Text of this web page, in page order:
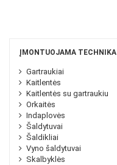
ĮMONTUOJAMA TECHNIKA
Gartraukiai
Kaitlentės
Kaitlentės su gartraukiu
Orkaitės
Indaplovės
Šaldytuvai
Šaldikliai
Vyno šaldytuvai
Skalbyklės